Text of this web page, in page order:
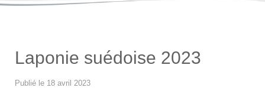
Laponie suédoise 2023
Publié le 18 avril 202312